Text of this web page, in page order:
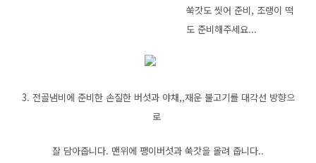
쑥갓도 씻어 준비, 조랭이 떡
도 준비해주세요...
3. 전골냄비에 준비한 손질한 버섯과 야채,,재운 불고기를 대각선 방향으
로
잘 담아줍니다. 맨위에 팽이버섯과 쑥갓을 올려 줍니다..